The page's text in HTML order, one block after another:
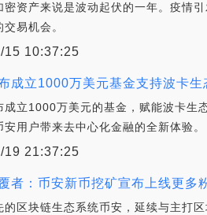
密资产来说是波动起伏的一年。疫情
易机会。
15 10:37:25
成立1000万美元基金支持波卡生
成立1000万美元的基金，赋能波卡生
安用户带来去中心化金融的全新体验。
19 21:37:25
者：币安新币挖矿宣布上线更多
的区块链生态系统币安，延续与主打